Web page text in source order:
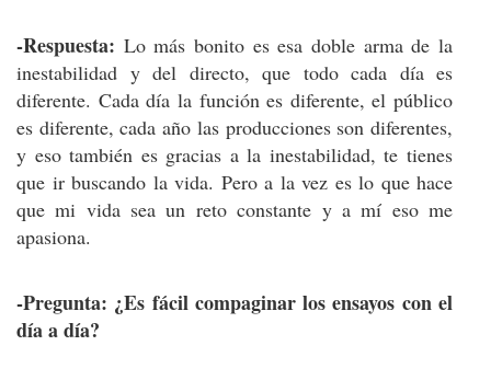
-Respuesta: Lo más bonito es esa doble arma de la
inestabilidad y del directo, que todo cada día es
diferente. Cada día la función es diferente, el público
es diferente, cada año las producciones son diferentes,
y eso también es gracias a la inestabilidad, te tienes
que ir buscando la vida. Pero a la vez es lo que hace
que mi vida sea un reto constante y a mí eso me
apasiona.
-Pregunta: ¿Es fácil compaginar los ensayos con el
día a día?